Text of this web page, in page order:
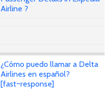
Airline ?
¿Cómo puedo llamar a Delta
Airlines en español?
[fast~response]